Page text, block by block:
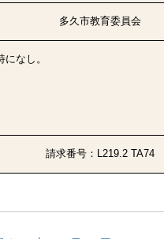
多久市教育委員会
になし。
請求番号：L219.2 TA74